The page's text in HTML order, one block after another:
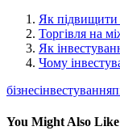
Як підвищити
Торгівля на
Як
Чому
бізнесінвестування
You Might Also Like